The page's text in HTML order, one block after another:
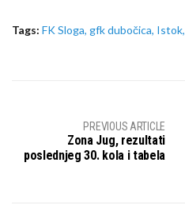
Tags: FK Sloga, gfk dubočica, Istok,
PREVIOUS ARTICLE
Zona Jug, rezultati
poslednjeg 30. kola i tabela